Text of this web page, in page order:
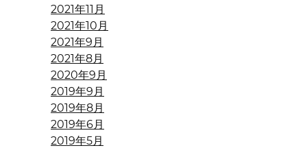
2021年11月
2021年10月
2021年9月
2021年8月
2020年9月
2019年9月
2019年8月
2019年6月
2019年5月